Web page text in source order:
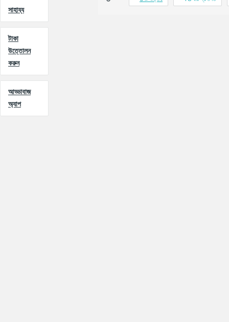
সাহায্য
টাকা
উত্তোলন
করুন
আড্ডাবাজ
অ্যাপ